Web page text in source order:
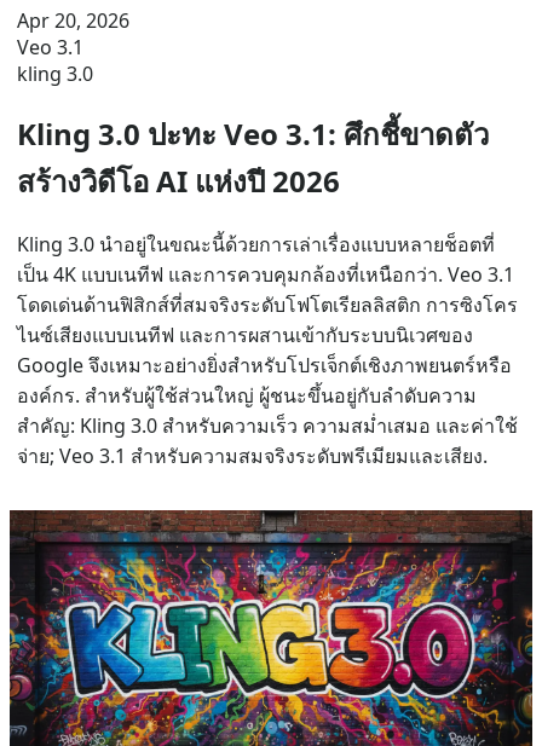
Apr 20, 2026
Veo 3.1
kling 3.0
Kling 3.0 ปะทะ Veo 3.1: ศึกชี้ขาดตัว
สร้างวิดีโอ AI แห่งปี 2026
Kling 3.0 นำอยู่ในขณะนี้ด้วยการเล่าเรื่องแบบหลายช็อตที่
เป็น 4K แบบเนทีฟ และการควบคุมกล้องที่เหนือกว่า. Veo 3.1
โดดเด่นด้านฟิสิกส์ที่สมจริงระดับโฟโตเรียลลิสติก การซิงโคร
ไนซ์เสียงแบบเนทีฟ และการผสานเข้ากับระบบนิเวศของ
Google จึงเหมาะอย่างยิ่งสำหรับโปรเจ็กต์เชิงภาพยนตร์หรือ
องค์กร. สำหรับผู้ใช้ส่วนใหญ่ ผู้ชนะขึ้นอยู่กับลำดับความ
สำคัญ: Kling 3.0 สำหรับความเร็ว ความสม่ำเสมอ และค่าใช้
จ่าย; Veo 3.1 สำหรับความสมจริงระดับพรีเมียมและเสียง.